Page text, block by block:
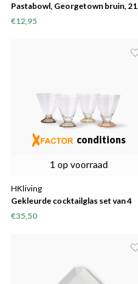
Pastabowl, Georgetown bruin, 21
cm
€12,95
1 op voorraad
conditions
HKliving
Gekleurde cocktailglas set van 4
€35,50